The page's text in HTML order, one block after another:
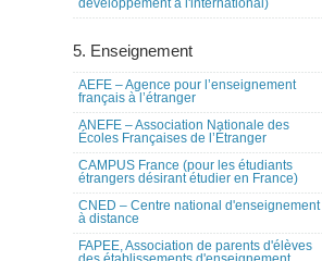
développement à l'international)
5. Enseignement
AEFE – Agence pour l’enseignement
français à l’étranger
ANEFE – Association Nationale des
Écoles Françaises de l’Étranger
CAMPUS France (pour les étudiants
étrangers désirant étudier en France)
CNED – Centre national d'enseignement
à distance
FAPEE, Association de parents d'élèves